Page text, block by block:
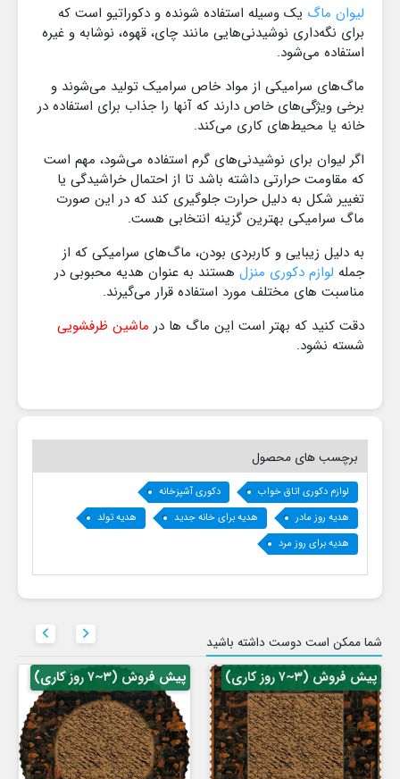
لیوان ماگ یک وسیله استفاده‌ شونده و دکوراتیو است که
برای نگه‌داری نوشیدنی‌هایی مانند چای، قهوه، نوشابه و غیره
استفاده می‌شود.
ماگ‌های سرامیکی از مواد خاص سرامیک تولید می‌شوند و
برخی ویژگی‌های خاص دارند که آنها را جذاب برای استفاده در
خانه یا محیط‌های کاری می‌کند.
اگر لیوان برای نوشیدنی‌های گرم استفاده می‌شود، مهم است
که مقاومت حرارتی داشته باشد تا از احتمال خراشیدگی یا
تغییر شکل به دلیل حرارت جلوگیری کند که در این صورت
ماگ سرامیکی بهترین گزینه انتخابی هست.
به دلیل زیبایی و کاربردی بودن، ماگ‌های سرامیکی که از
جمله لوازم دکوری منزل هستند به عنوان هدیه محبوبی در
مناسبت های مختلف مورد استفاده قرار می‌گیرند.
دقت کنید که بهتر است این ماگ ها در ماشین ظرفشویی
شسته نشود.
برچسب های محصول
لوازم دکوری اتاق خواب
دکوری آشپزخانه
هدیه روز مادر
هدیه برای خانه جدید
هدیه تولد
هدیه برای روز مرد
شما ممکن است دوست داشته باشید 
پیش فروش (۳~۷ روز کاری) پیش فروش (۳~۷ روز کاری)
